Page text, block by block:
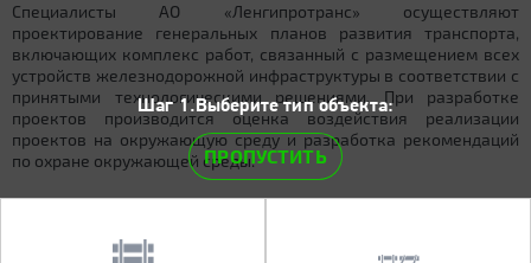
Специалисты АО «Ленгипротранс» осуществляют
проектирование генеральных планов развития транспорта,
включающих комплекс работ, связанный с размещением всех
устройств железнодорожной инфраструктуры в соответствии с
принятыми технологическими решениями. При разработке
проектов производится оценка воздействия реализации
проектов на окружающую среду и разработка рекомендаций
по охране окружающей среды.
Шаг 1.Выберите тип объекта:
ПРОПУСТИТЬ